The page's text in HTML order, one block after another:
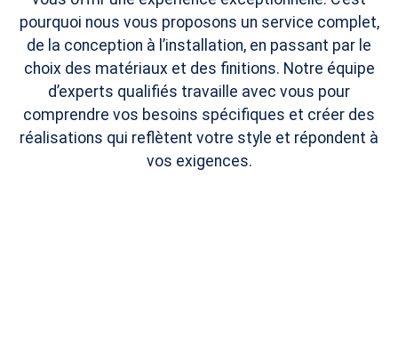
pourquoi nous vous proposons un service complet,
de la conception à l’installation, en passant par le
choix des matériaux et des finitions. Notre équipe
d’experts qualifiés travaille avec vous pour
comprendre vos besoins spécifiques et créer des
réalisations qui reflètent votre style et répondent à
vos exigences.